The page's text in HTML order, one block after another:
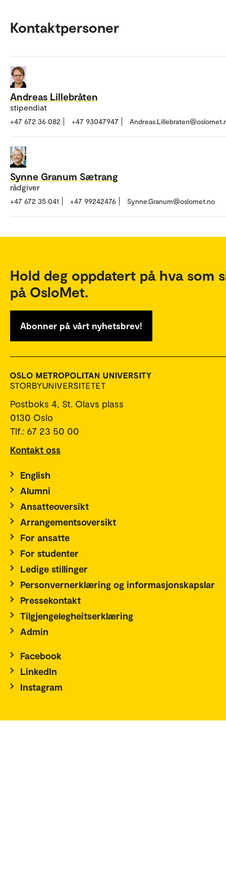
Kontaktpersoner
Andreas Lillebråten
stipendiat
+47 672 36 082 +47 93047947
Synne Granum Sætrang
rådgiver
+47 672 35 041 +47 99242476 Synne.Granum@oslomet.no
Hold deg oppdatert på hva som
på OsloMet.
Abonner på vårt nyhetsbrev!
Postboks 4, St. Olavs plass
0130 Oslo
Tlf.: 67 23 50 00
Kontakt oss
English
Alumni
Ansatteoversikt
Arrangementsoversikt
For ansatte
For studenter
Ledige stillinger
Personvernerklæring og informasjonskapslar
Pressekontakt
Tilgjengelegheitserklæring
Admin
Facebook
LinkedIn
Instagram